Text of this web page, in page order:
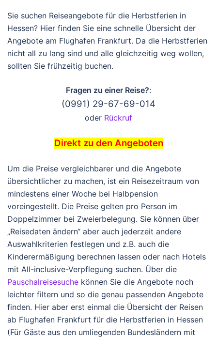
Sie suchen Reiseangebote für die Herbstferien in
Hessen? Hier finden Sie eine schnelle Übersicht der
Angebote am Flughafen Frankfurt. Da die Herbstferien
nicht all zu lang sind und alle gleichzeitig weg wollen,
sollten Sie frühzeitig buchen.
Fragen zu einer Reise?:
(0991) 29-67-69-014
oder Rückruf
Direkt zu den Angeboten
Um die Preise vergleichbarer und die Angebote
übersichtlicher zu machen, ist ein Reisezeitraum von
mindestens einer Woche bei Halbpension
voreingestellt. Die Preise gelten pro Person im
Doppelzimmer bei Zweierbelegung. Sie können über
„Reisedaten ändern“ aber auch jederzeit andere
Auswahlkriterien festlegen und z.B. auch die
Kinderermäßigung berechnen lassen oder nach Hotels
mit All-inclusive-Verpflegung suchen. Über die
Pauschalreisesuche können Sie die Angebote noch
leichter filtern und so die genau passenden Angebote
finden. Hier aber erst einmal die Übersicht der Reisen
ab Flughafen Frankfurt für die Herbstferien in Hessen
(Für Gäste aus den umliegenden Bundesländern mit